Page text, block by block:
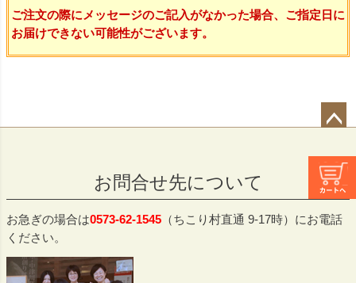
ご注文の際にメッセージのご記入がなかった場合、ご指定日に
お届けできない可能性がございます。
ジト
ップ
へ
お問合せ先について
お急ぎの場合は0573-62-1545 （ちこり村直通 9-17時）にお電話
ください。